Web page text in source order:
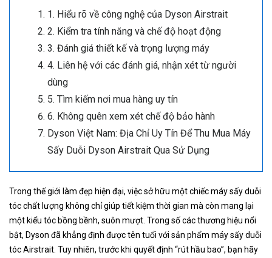
1. Hiểu rõ về công nghệ của Dyson Airstrait
2. Kiểm tra tính năng và chế độ hoạt động
3. Đánh giá thiết kế và trọng lượng máy
4. Liên hệ với các đánh giá, nhận xét từ người
dùng
5. Tìm kiếm nơi mua hàng uy tín
6. Không quên xem xét chế độ bảo hành
Dyson Việt Nam: Địa Chỉ Uy Tín Để Thu Mua Máy
Sấy Duỗi Dyson Airstrait Qua Sử Dụng
Trong thế giới làm đẹp hiện đại, việc sở hữu một chiếc máy sấy duỗi
tóc chất lượng không chỉ giúp tiết kiệm thời gian mà còn mang lại
một kiểu tóc bồng bềnh, suôn mượt. Trong số các thương hiệu nổi
bật, Dyson đã khẳng định được tên tuổi với sản phẩm máy sấy duỗi
tóc Airstrait. Tuy nhiên, trước khi quyết định “rút hầu bao”, bạn hãy